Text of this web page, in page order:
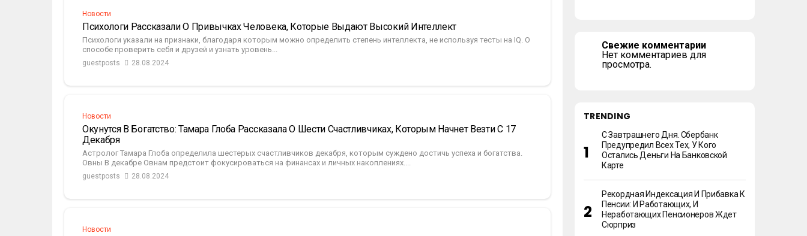
Новости
Психологи Рассказали О Привычках Человека, Которые Выдают Высокий Интеллект
Психологи указали на признаки, благодаря которым можно определить степень интеллекта, не используя тесты на IQ. О
способе проверить себя и друзей и узнать уровень...
guestposts 28.08.2024
Новости
Окунутся В Богатство: Тамара Глоба Рассказала О Шести Счастливчиках, Которым Начнет Везти С 17
Декабря
Астролог Тамара Глоба определила шестерых счастливчиков декабря, которым суждено достичь успеха и богатства.
Овны В декабре Овнам предстоит фокусироваться на финансах и личных накоплениях....
guestposts 28.08.2024
Новости
Свежие комментарии
Нет комментариев для
просмотра.
TRENDING
С Завтрашнего Дня. Сбербанк
Предупредил Всех Тех, У Кого
Остались Деньги На Банковской
Карте
Рекордная Индексация И Прибавка К
Пенсии: И Работающих, И
Неработающих Пенсионеров Ждет
Сюрприз